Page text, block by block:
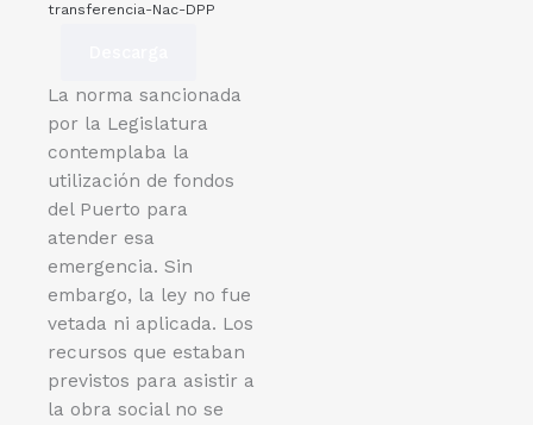
transferencia-Nac-DPP
La norma sancionada
por la Legislatura
contemplaba la
utilización de fondos
del Puerto para
atender esa
emergencia. Sin
embargo, la ley no fue
vetada ni aplicada. Los
recursos que estaban
previstos para asistir a
la obra social no se